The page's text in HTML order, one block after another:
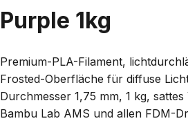
Purple 1kg
Premium-PLA-Filament,
Frosted-Oberfläche für diffuse
Durchmesser 1,75 mm, 1 kg,
Bambu Lab AMS und allen FDM-